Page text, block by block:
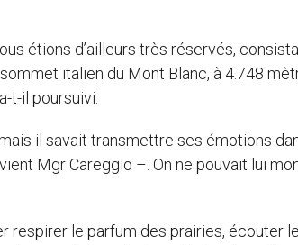
étions d’ailleurs très réservés,
italien du Mont Blanc, à 4.748
t-il poursuivi.
il savait transmettre ses émotions
Mgr Careggio –. On ne pouvait lui
respirer le parfum des prairies, écouter